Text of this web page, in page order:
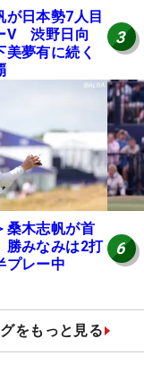
が日本勢7人目
V 渋野日向
美夢有に続く
3
桑木志帆が首
みなみは2打
プレー中
6
をもっと見る